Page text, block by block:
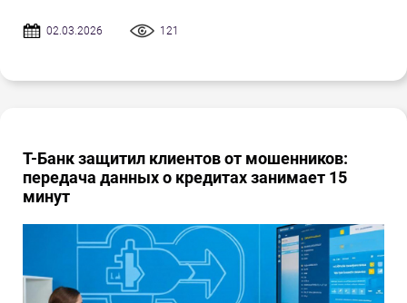
02.03.2026 121
Т-Банк защитил клиентов от мошенников:
передача данных о кредитах занимает 15
минут